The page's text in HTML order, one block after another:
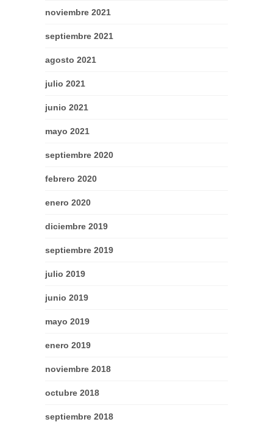
noviembre 2021
septiembre 2021
agosto 2021
julio 2021
junio 2021
mayo 2021
septiembre 2020
febrero 2020
enero 2020
diciembre 2019
septiembre 2019
julio 2019
junio 2019
mayo 2019
enero 2019
noviembre 2018
octubre 2018
septiembre 2018